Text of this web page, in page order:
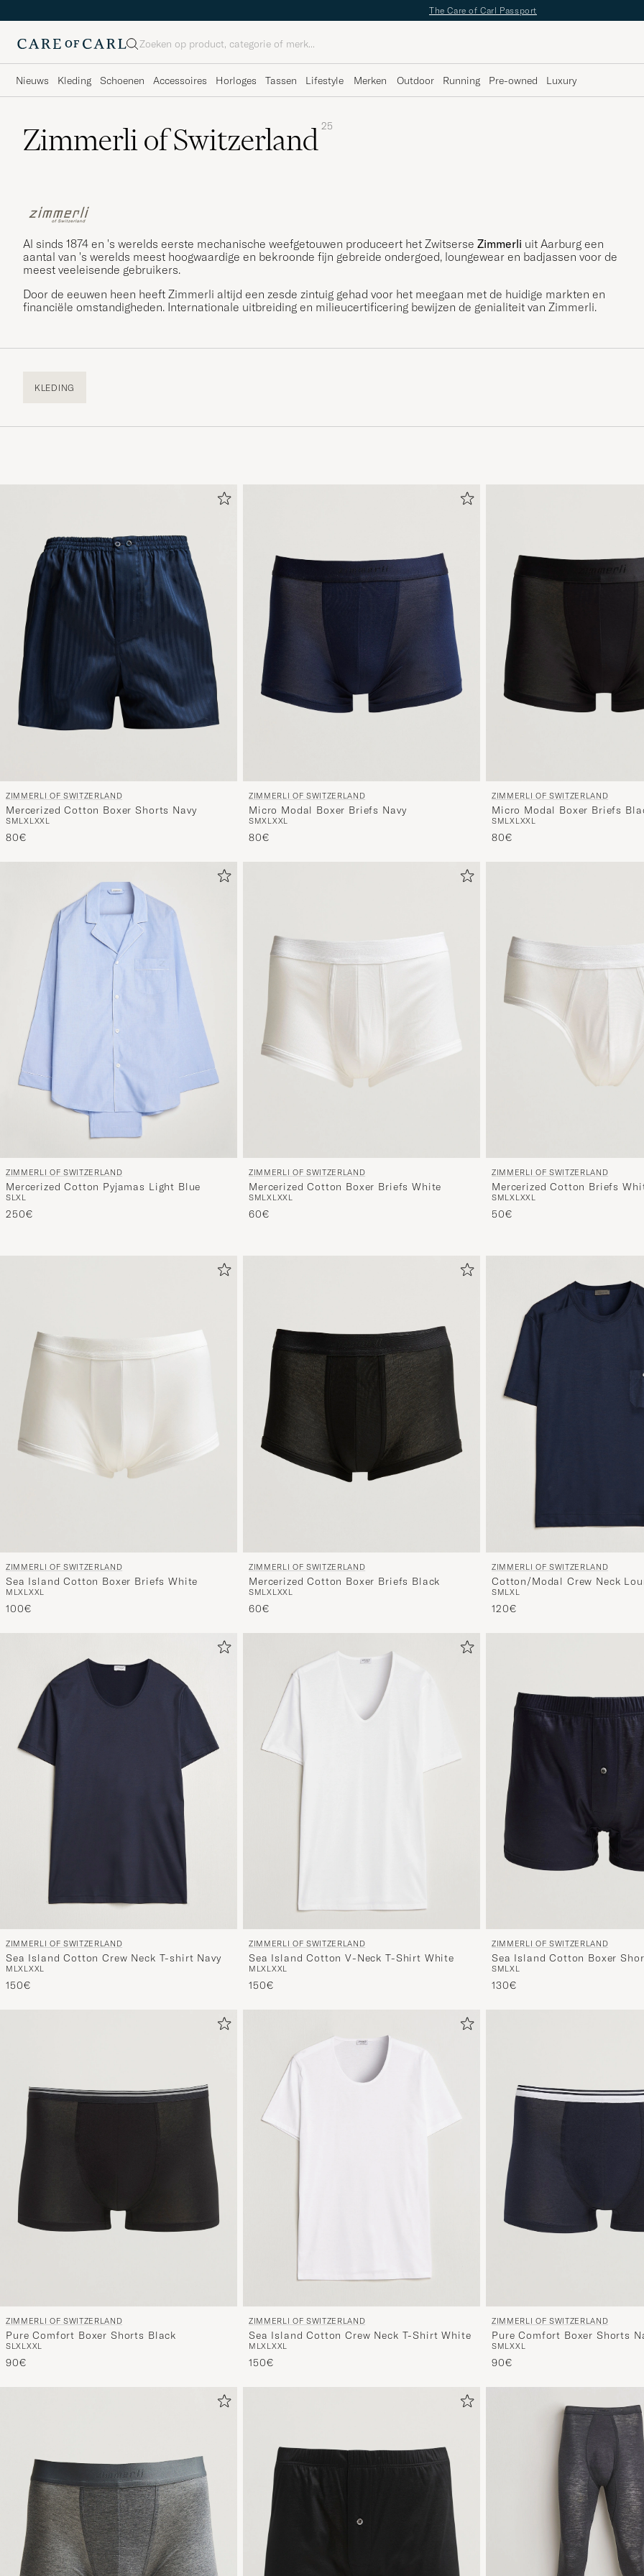
Gratis bezorging vanaf €89 -✔Gratis retour
Zoeken
Nieuws Kleding Schoenen Accessoires Horloges Tassen Lifestyle Merken Outdoor Running Pre-owned Luxury
Zimmerli of Switzerland 25
Al sinds 1874 en 's werelds eerste mechanische weefgetouwen produceert het Zwitserse Zimmerli uit Aarburg een
aantal van 's werelds meest hoogwaardige en bekroonde fijn gebreide ondergoed, loungewear en badjassen voor de
meest veeleisende gebruikers.
Door de eeuwen heen heeft Zimmerli altijd een zesde zintuig gehad voor het meegaan met de huidige markten en
financiële omstandigheden. Internationale uitbreiding en milieucertificering bewijzen de genialiteit van Zimmerli.
KLEDING
ZIMMERLI OF SWITZERLAND
Mercerized Cotton Boxer Shorts Navy
SMLXL XXL
80€
ZIMMERLI OF SWITZERLAND
Micro Modal Boxer Briefs Navy
SMXL XXL
80€
ZIMMERLI OF SWITZERLAND
Micro Modal Boxer Briefs
SMLXL XXL
80€
ZIMMERLI OF SWITZERLAND
Mercerized Cotton Pyjamas Light Blue
SLXL
250€
ZIMMERLI OF SWITZERLAND
Mercerized Cotton Boxer Briefs White
SMLXLXXL
60€
ZIMMERLI OF SWITZERLAND
Mercerized Cotton Briefs
SMLXLXXL
50€
ZIMMERLI OF SWITZERLAND
Sea Island Cotton Boxer Briefs White
M LXL XXL
100€
ZIMMERLI OF SWITZERLAND
Mercerized Cotton Boxer Briefs Black
SMLXL XXL
60€
ZIMMERLI OF SWITZERLAND
Cotton/Modal Crew Neck
Shirt Midnight
SMLXL
120€
ZIMMERLI OF SWITZERLAND
Sea Island Cotton Crew Neck T-shirt Navy
M LXLXXL
150€
ZIMMERLI OF SWITZERLAND
Sea Island Cotton V-Neck T-Shirt White
M LXLXXL
150€
ZIMMERLI OF SWITZERLAND
Sea Island Cotton Boxer
SMLXL
130€
ZIMMERLI OF SWITZERLAND
Pure Comfort Boxer Shorts Black
SLXL XXL
90€
ZIMMERLI OF SWITZERLAND
Sea Island Cotton Crew Neck T-Shirt White
M LXL XXL
150€
ZIMMERLI OF SWITZERLAND
Pure Comfort Boxer Shorts
SMLXXL
90€